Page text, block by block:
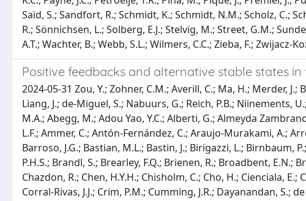
Saïd, S.; Sandfort, R.; Schmidt, K.; Schmidt, N.M.; Scholz, C.;
R.; Sönnichsen, L.; Solberg, E.J.; Stelvig, M.; Street, G.M.;
A.T.; Wachter, B.; Webb, S.L.; Wilmers, C.C.; Zieba, F.; Zwijacz-
Positive feedbacks and alternative stable states
2024-05-31 Zou, Y.; Zohner, C.M.; Averill, C.; Ma, H.; Merder,
Liang, J.; de-Miguel, S.; Nabuurs, G.; Reich, P.B.; Niinements,
M.A.; Abegg, M.; Adou Yao, Y.C.; Alberti, G.; Almeyda
L.F.; Ammer, C.; Antón-Fernández, C.; Araujo-Murakami, A.;
Barroso, J.G.; Bastian, M.L.; Bastin, J.; Birigazzi, L.; Birnbaum,
P.H.S.; Brandl, S.; Brearley, F.Q.; Brienen, R.; Broadbent, E.N.;
Chazdon, R.; Chen, H.Y.H.; Chisholm, C.; Cho, H.; Cienciala,
Corral-Rivas, J.J.; Crim, P.M.; Cumming, J.R.; Dayanandan, S.;